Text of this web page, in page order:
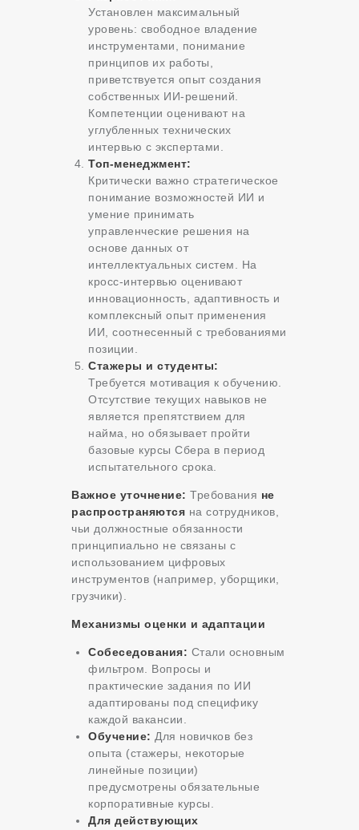
Установлен максимальный
уровень: свободное владение
инструментами, понимание
принципов их работы,
приветствуется опыт создания
собственных ИИ-решений.
Компетенции оценивают на
углубленных технических
интервью с экспертами.
Топ-менеджмент:
Критически важно стратегическое
понимание возможностей ИИ и
умение принимать
управленческие решения на
основе данных от
интеллектуальных систем. На
кросс-интервью оценивают
инновационность, адаптивность и
комплексный опыт применения
ИИ, соотнесенный с требованиями
позиции.
Стажеры и студенты:
Требуется мотивация к обучению.
Отсутствие текущих навыков не
является препятствием для
найма, но обязывает пройти
базовые курсы Сбера в период
испытательного срока.
Важное уточнение: Требования не
распространяются на сотрудников,
чьи должностные обязанности
принципиально не связаны с
использованием цифровых
инструментов (например, уборщики,
грузчики).
Механизмы оценки и адаптации
Собеседования: Стали основным
фильтром. Вопросы и
практические задания по ИИ
адаптированы под специфику
каждой вакансии.
Обучение: Для новичков без
опыта (стажеры, некоторые
линейные позиции)
предусмотрены обязательные
корпоративные курсы.
Для действующих